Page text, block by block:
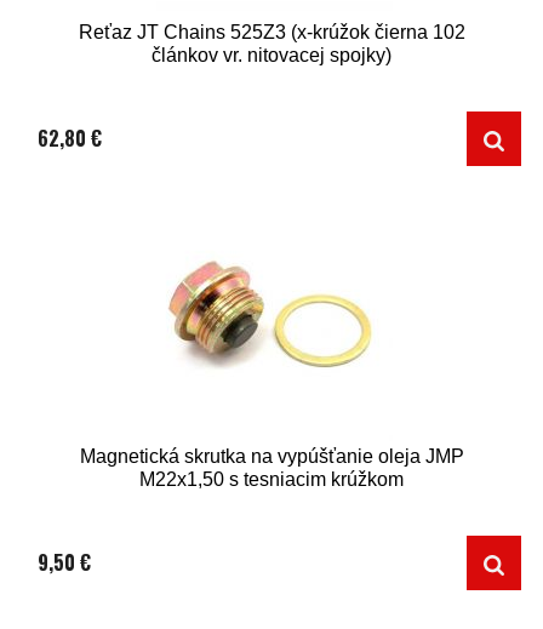
Reťaz JT Chains 525Z3 (x-krúžok čierna 102
článkov vr. nitovacej spojky)
62,80 €
Magnetická skrutka na vypúšťanie oleja JMP
M22x1,50 s tesniacim krúžkom
9,50 €